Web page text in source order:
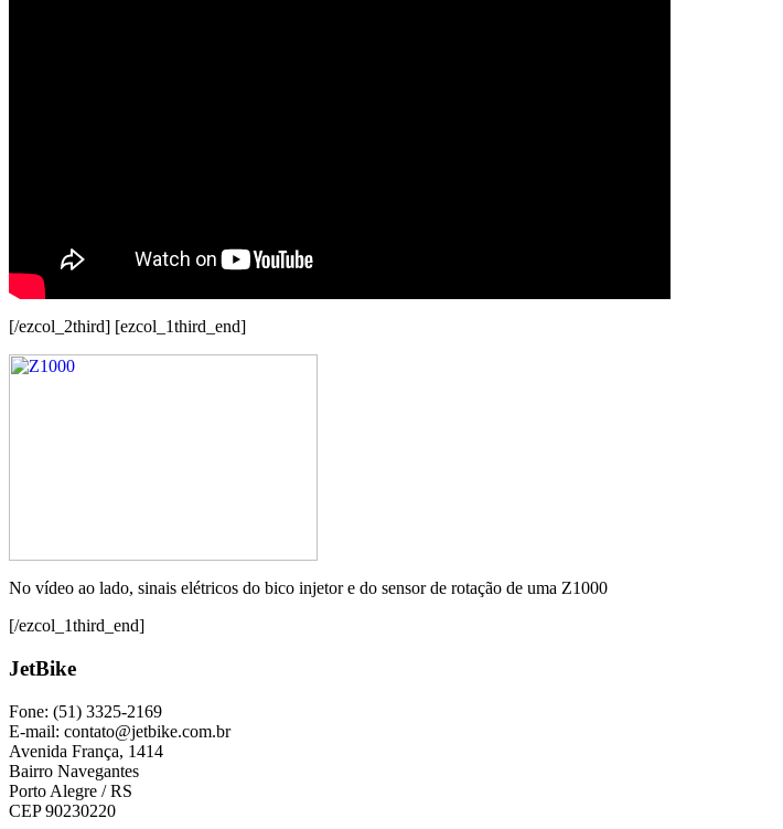
[/ezcol_2third] [ezcol_1third_end]
No vídeo ao lado, sinais elétricos do bico injetor e do sensor de rotação de uma Z1000
[/ezcol_1third_end]
JetBike
Fone: (51) 3325-2169
E-mail: contato@jetbike.com.br
Avenida França, 1414
Bairro Navegantes
Porto Alegre / RS
CEP 90230220